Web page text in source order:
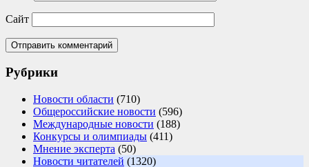
Сайт
Рубрики
Новости области (710)
Общероссийские новости (596)
Международные новости (188)
Конкурсы и олимпиады (411)
Мнение эксперта (50)
Новости читателей (1320)